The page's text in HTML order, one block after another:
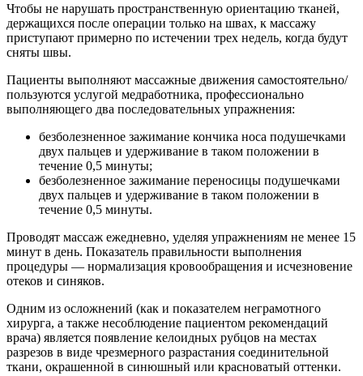
Чтобы не нарушать пространственную ориентацию тканей,
держащихся после операции только на швах, к массажу
приступают примерно по истечении трех недель, когда будут
сняты швы.
Пациенты выполняют массажные движения самостоятельно/
пользуются услугой медработника, профессионально
выполняющего два последовательных упражнения:
безболезненное зажимание кончика носа подушечками
двух пальцев и удерживание в таком положении в
течение 0,5 минуты;
безболезненное зажимание переносицы подушечками
двух пальцев и удерживание в таком положении в
течение 0,5 минуты.
Проводят массаж ежедневно, уделяя упражнениям не менее 15
минут в день. Показатель правильности выполнения
процедуры — нормализация кровообращения и исчезновение
отеков и синяков.
Одним из осложнений (как и показателем неграмотного
хирурга, а также несоблюдение пациентом рекомендаций
врача) является появление келоидных рубцов на местах
разрезов в виде чрезмерного разрастания соединительной
ткани, окрашенной в синюшный или красноватый оттенки.